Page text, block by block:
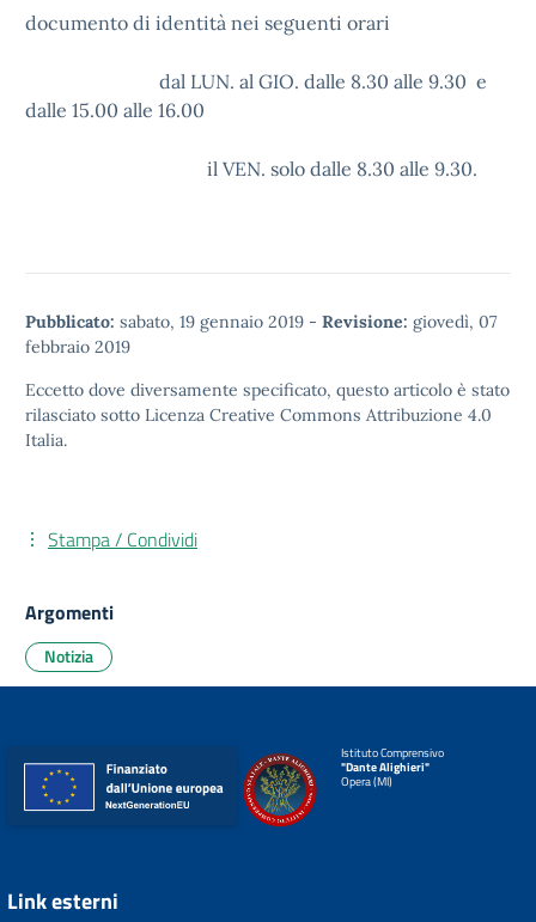
documento di identità nei seguenti orari
dal LUN. al GIO. dalle 8.30 alle 9.30 e
dalle 15.00 alle 16.00
il VEN. solo dalle 8.30 alle 9.30.
Pubblicato: sabato, 19 gennaio 2019 - Revisione: giovedì, 07
febbraio 2019
Eccetto dove diversamente specificato, questo articolo è stato
rilasciato sotto Licenza Creative Commons Attribuzione 4.0
Italia.
Stampa / Condividi
Argomenti
Notizia
Istituto Comprensivo
"Dante Alighieri"
Opera (MI)
Link esterni